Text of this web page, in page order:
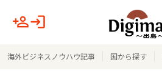
海外ビジネスノウハウ記事 国から探す